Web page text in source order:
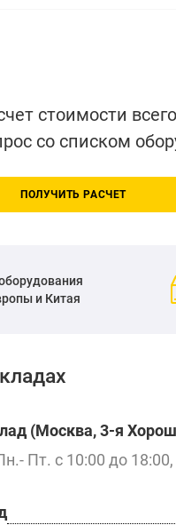
стоимости
со списком
ПОЛУЧИТЬ РАСЧЕТ
и Китая
(Москва, 3-я
Пт. с 10:00 до